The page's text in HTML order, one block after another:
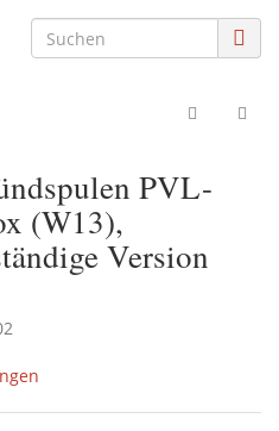
PVL-
(W13),
Version